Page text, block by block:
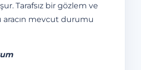
Tarafsız bir gözlem ve
mevcut durumu